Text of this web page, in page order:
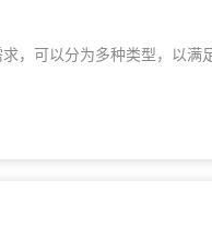
，可以分为多种类型，以满